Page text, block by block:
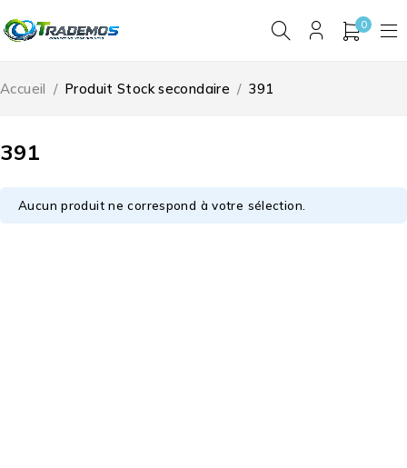
0
391
Accueil / Produit Stock secondaire / 391
Aucun produit ne correspond à votre sélection.